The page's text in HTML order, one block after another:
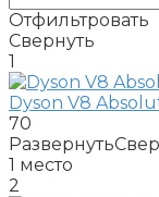
Отфильтровать
Свернуть
1
Dyson V8
70
Развернуть
1 место
2